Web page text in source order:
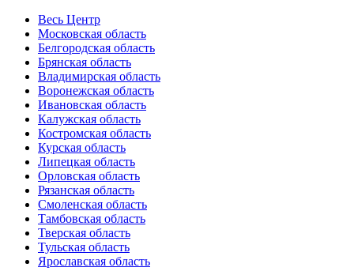
Весь Центр
Московская область
Белгородская область
Брянская область
Владимирская область
Воронежская область
Ивановская область
Калужская область
Костромская область
Курская область
Липецкая область
Орловская область
Рязанская область
Смоленская область
Тамбовская область
Тверская область
Тульская область
Ярославская область